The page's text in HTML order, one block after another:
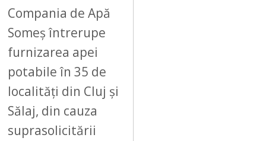
Compania de Apă
Someș întrerupe
furnizarea apei
potabile în 35 de
localități din Cluj și
Sălaj, din cauza
suprasolicitării